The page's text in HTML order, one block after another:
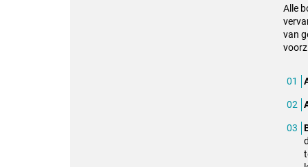
Alle
van